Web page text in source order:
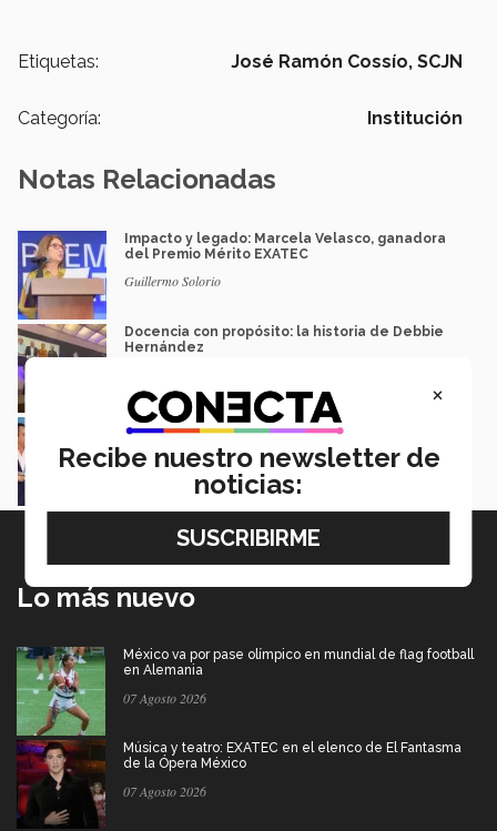
Etiquetas: José Ramón Cossío, SCJN
Categoría: Institución
Notas Relacionadas
Impacto y legado: Marcela Velasco, ganadora
del Premio Mérito EXATEC
Guillermo Solorio
Docencia con propósito: la historia de Debbie
Hernández
Lidera industria acerera y recibe Premio al
Mérito EXATEC 2026 en SLP
Myrna Danel
Lo más nuevo
México va por pase olímpico en mundial de flag football
en Alemania
07 Agosto 2026
Música y teatro: EXATEC en el elenco de El Fantasma
de la Ópera México
07 Agosto 2026
×
Recibe nuestro newsletter de
noticias: